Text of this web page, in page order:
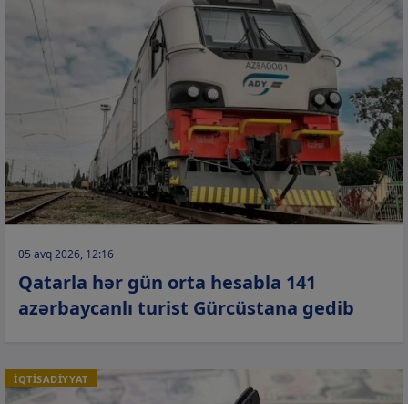
05 avq 2026, 12:16
Qatarla hər gün orta hesabla 141
azərbaycanlı turist Gürcüstana gedib
İQTİSADİYYAT